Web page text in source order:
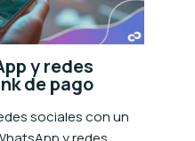
y redes
de pago
sociales con un